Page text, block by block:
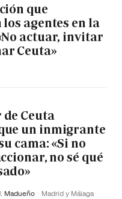
que
agentes en la
actuar, invitar
Ceuta»
Ceuta
un inmigrante
cama: «Si no
no sé qué
Madueño Madrid y Málaga